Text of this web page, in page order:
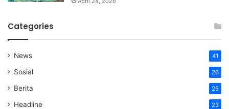
Categories
News 41
Sosial 26
Berita 25
Headline 23